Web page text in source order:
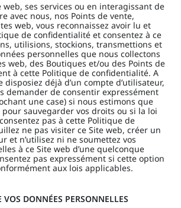
web, ses services ou en interagissant de
avec nous, nos Points de vente,
web, vous reconnaissez avoir lu et
de confidentialité et consentez à ce
utilisions, stockions, transmettions et
personnelles que nous collectons
web, des Boutiques et/ou des Points de
à cette Politique de confidentialité. A
disposiez déjà d’un compte d’utilisateur,
demander de consentir expressément
une case) si nous estimons que
sauvegarder vos droits ou si la loi
pas à cette Politique de
ne pas visiter ce Site web, créer un
et n’utilisez ni ne soumettez vos
à ce Site web d’une quelconque
pas expressément si cette option
aux lois applicables.
DONNÉES PERSONNELLES